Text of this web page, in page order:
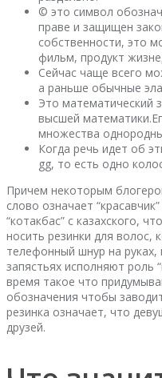
© это символ
праве и защищен
собственности, это
фильм, продукт
Сейчас чаще всего
а раньше обычные
Это математический
высшей
множества
Когда речь идет об
gg, то есть одно
Причем некоторым
слово означает
“котакбас” с казахского,
носить резинки для волос,
телефонный шнур на руках,
запястьях исполняют роль
время такое что
обозначения чтобы
резинка означает, что
друзей.